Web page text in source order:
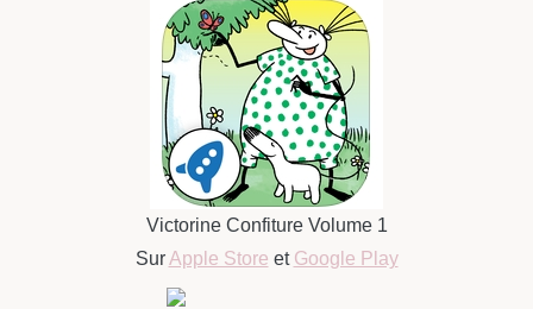
Victorine Confiture Volume 1
SurApple Store et Google Play